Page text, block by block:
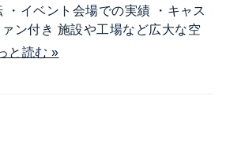
・イベント会場での実績 ・キャス
ン付き 施設や工場など広大な空
と読む »